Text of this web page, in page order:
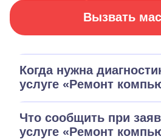
Вызвать
Когда нужна
услуге «Ремонт
Что сообщить при
услуге «Ремонт